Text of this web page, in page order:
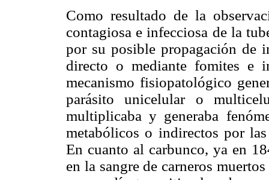
Como resultado de la
contagiosa e infecciosa de la
por su posible propagación de
directo o mediante fomites e
mecanismo fisiopatológico
parásito unicelular o
multiplicaba y generaba
metabólicos o indirectos por
En cuanto al carbunco, ya en
en la sangre de carneros